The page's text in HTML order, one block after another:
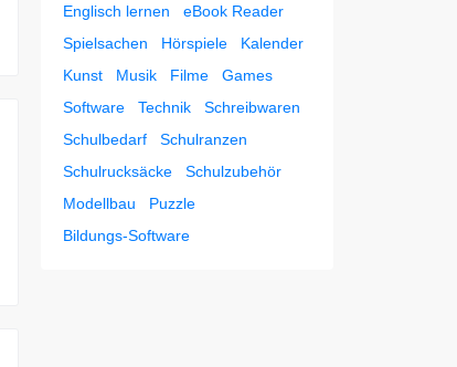
Englisch lernen
eBook Reader
Spielsachen
Hörspiele
Kalender
Kunst
Musik Filme
Games
Software
Technik
Schreibwaren
Schulbedarf
Schulranzen
Schulrucksäcke
Schulzubehör
Modellbau
Puzzle
Bildungs-Software